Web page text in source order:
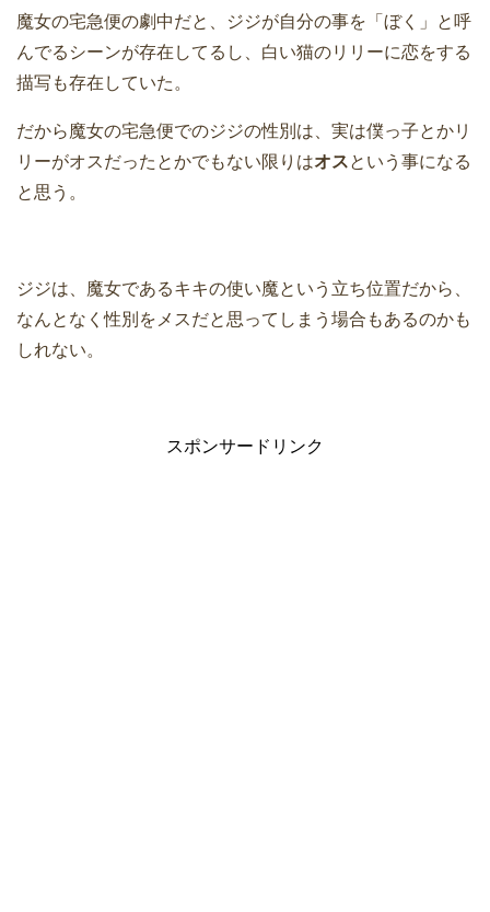
魔女の宅急便の劇中だと、ジジが自分の事を「ぼく」と呼
んでるシーンが存在してるし、白い猫のリリーに恋をする
描写も存在していた。
だから魔女の宅急便でのジジの性別は、実は僕っ子とかリ
リーがオスだったとかでもない限りはオスという事になる
と思う。
ジジは、魔女であるキキの使い魔という立ち位置だから、
なんとなく性別をメスだと思ってしまう場合もあるのかも
しれない。
スポンサードリンク